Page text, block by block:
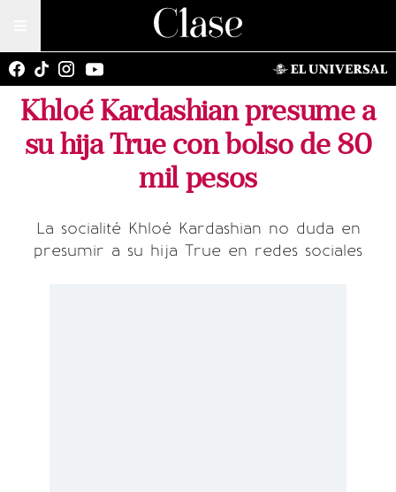
Khloé Kardashian presume a
su hija True con bolso de 80
mil pesos
La socialité Khloé Kardashian no duda en
presumir a su hija True en redes sociales